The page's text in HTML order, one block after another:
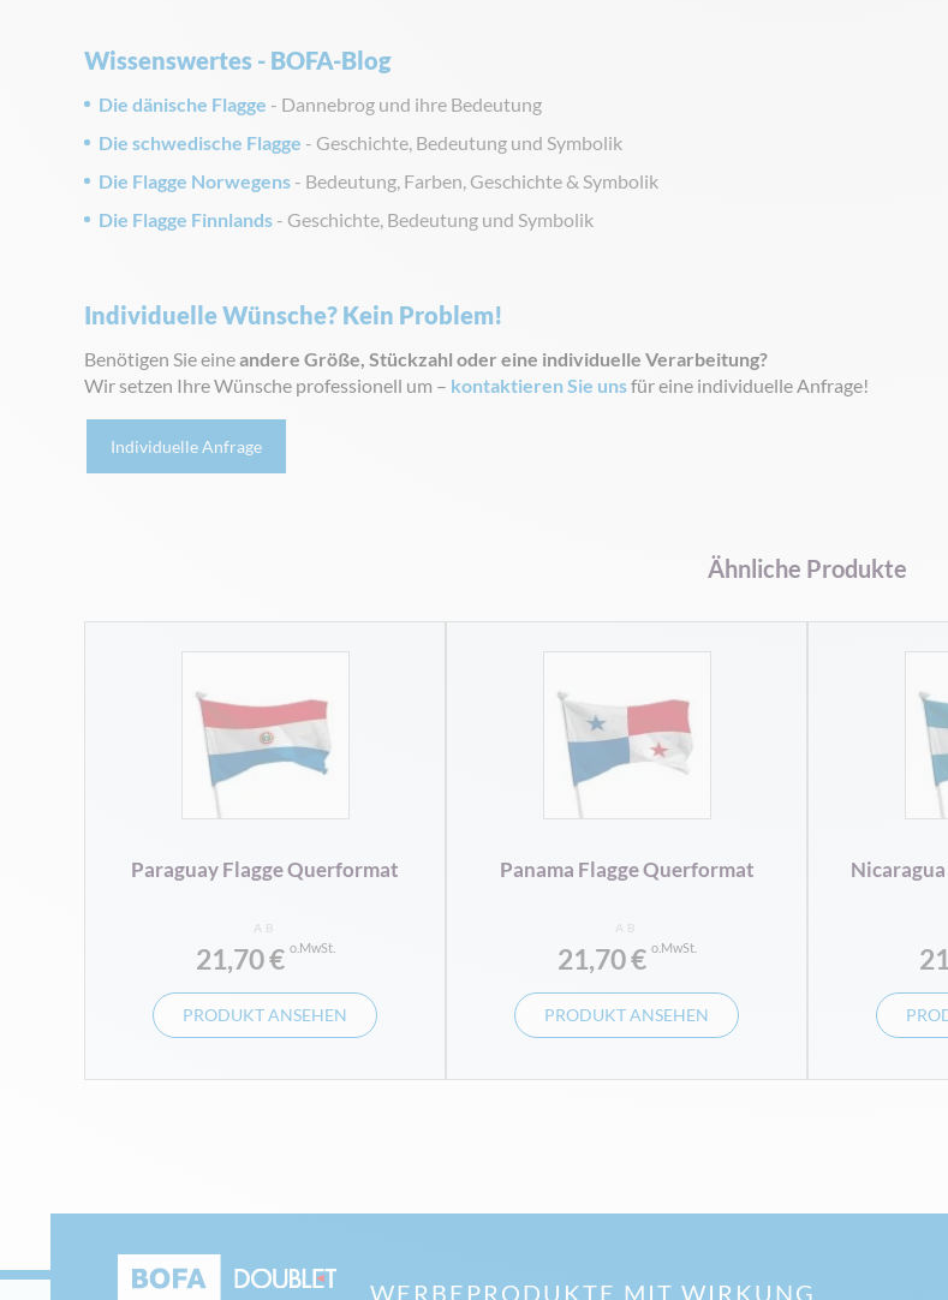
Wissenswertes - BOFA-Blog
Die dänische Flagge - Dannebrog und ihre Bedeutung
Die schwedische Flagge - Geschichte, Bedeutung und Symbolik
Die Flagge Norwegens - Bedeutung, Farben, Geschichte & Symbolik
Die Flagge Finnlands - Geschichte, Bedeutung und Symbolik
Individuelle Wünsche? Kein Problem!
Benötigen Sie eineandere Größe, Stückzahl oder eine individuelle Verarbeitung?
Wir setzen Ihre Wünsche professionell um – kontaktieren Sie unsfür eine individuelle Anfrage!
Individuelle Anfrage
Ähnliche Produkte
Paraguay Flagge Querformat
AB
21,70 €
PRODUKT ANSEHEN
Panama Flagge Querformat
AB
21,70 €
PRODUKT ANSEHEN
WERBEPRODUKTE MIT WIRKUNG